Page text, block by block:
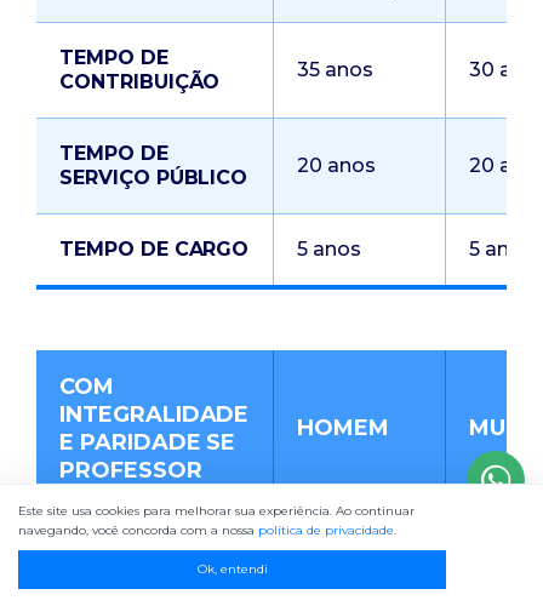
TEMPO DE
CONTRIBUIÇÃO
35 anos 30
TEMPO DE
SERVIÇO PÚBLICO
20 anos 20
TEMPO DE CARGO 5 anos 5 anos
COM
INTEGRALIDADE
E PARIDADE SE
PROFESSOR
HOMEM
DATA MÁXIMA DE
INGRESSO NO
SERVIÇO PÚBLICO
Este site usa cookies para melhorar sua experiência. Ao continuar
navegando, você concorda com a nossa política de privacidade.
Ok, entendi